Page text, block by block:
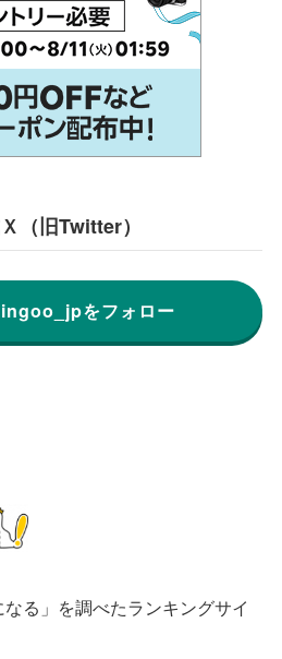
（旧Twitter）
をフォロー
る」を調べたランキングサイ